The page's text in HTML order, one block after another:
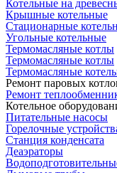
Котельные на
Крышные котельные
Стационарные
Угольные котельные
Термомасляные котлы
Термомасляные котлы
Термомасляные
Ремонт паровых
Ремонт
Котельное
Питательные насосы
Горелочные
Станция конденсата
Деаэраторы